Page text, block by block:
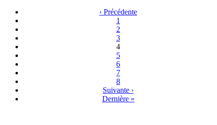
‹ Précédente
1
2
3
4
5
6
7
8
Suivante ›
Dernière »